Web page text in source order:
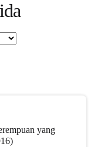
child
yang